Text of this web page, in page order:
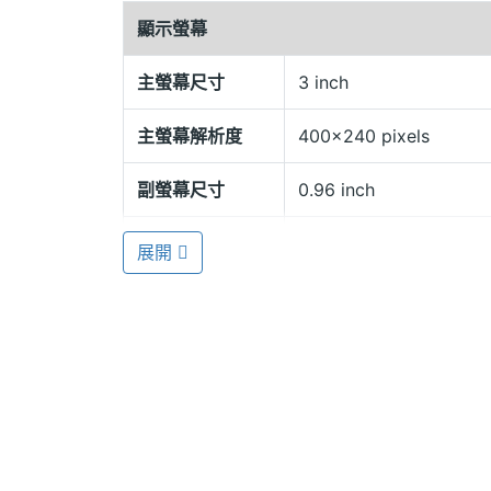
隨時閱讀喜愛的書籍
PONY 707 搭載 30 萬畫素相機，支援
EDR、WAP 2.0 瀏覽器，支援 TXT 格式
遊戲等應用程式，輕鬆消磨空閒時間。
顯示螢幕
主螢幕尺寸 3 inch
主螢幕解析度 400x240 pixels
副螢幕尺寸 0.96 inch
副螢幕解析度
展開